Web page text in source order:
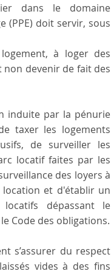
dans le domaine
(PPE) doit servir, sous
à loger des
non devenir de fait des
induite par la pénurie
taxer les logements
de surveiller les
locatif faites par les
des loyers à
location et d'établir un
dépassant le
Code des obligations.
s’assurer du respect
vides à des fins